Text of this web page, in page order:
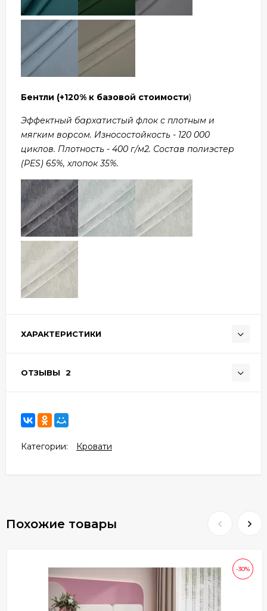
Бентли (+120% к базовой стоимости)
Эффектный бархатистый флок с плотным и
мягким ворсом. Износостойкость - 120 000
циклов. Плотность - 400 г/м2. Состав полиэстер
(PES) 65%, хлопок 35%.
ХАРАКТЕРИСТИКИ
ОТЗЫВЫ 2
Категории: Кровати
Похожие товары
-30%